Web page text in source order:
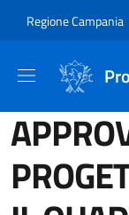
Regione Campania